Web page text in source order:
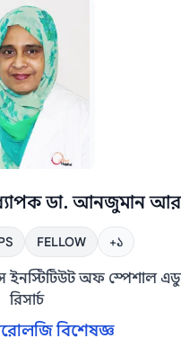
ডা. আনজুমান
FELLOW +১
ইনস্টিটিউট অফ স্পেশাল
রিসার্চ
বিশেষজ্ঞ